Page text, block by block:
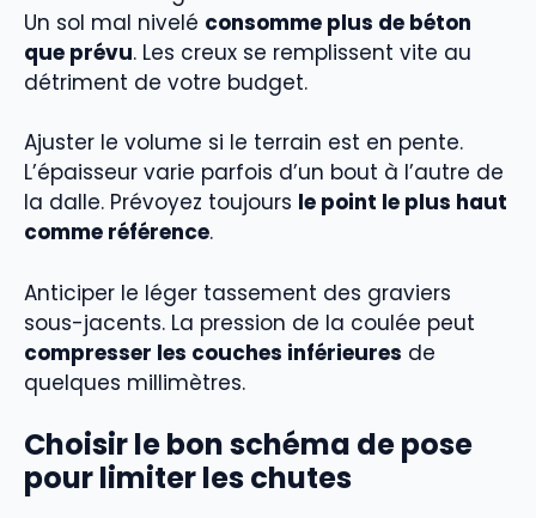
Un sol mal nivelé consomme plus de béton
que prévu. Les creux se remplissent vite au
détriment de votre budget.
Ajuster le volume si le terrain est en pente.
L’épaisseur varie parfois d’un bout à l’autre de
la dalle. Prévoyez toujours le point le plus haut
comme référence.
Anticiper le léger tassement des graviers
sous-jacents. La pression de la coulée peut
compresser les couches inférieures de
quelques millimètres.
Choisir le bon schéma de pose
pour limiter les chutes